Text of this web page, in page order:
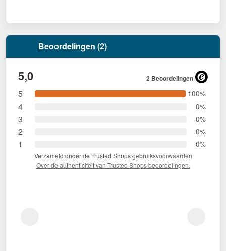
Beoordelingen (2)
5,0 2 Beoordelingen
5 100%
4 0%
3 0%
2 0%
1 0%
Verzameld onder de Trusted Shopsgebruiksvoorwaarden
Over de authenticiteit van Trusted Shops beoordelingen.